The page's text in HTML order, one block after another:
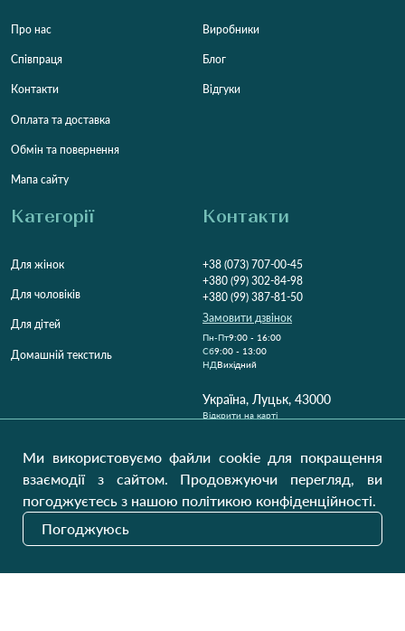
Про нас
Співпраця
Контакти
Оплата та доставка
Обмін та повернення
Мапа сайту
Виробники
Блог
Відгуки
Категорії
Для жінок
Для чоловіків
Для дітей
Домашній текстиль
Контакти
+38 (073) 707-00-45
+380 (99) 302-84-98
+380 (99) 387-81-50
Замовити дзвінок
Пн-Пт9:00 - 16:00
Cб9:00 - 13:00
НДВихідний
Україна, Луцьк, 43000
Відкрити на карті
Наші оновлення
Ми використовуємо файли cookie для покращення
взаємодії з сайтом. Продовжуючи перегляд, ви
погоджуєтесь з нашою політикою конфіденційності.
Погоджуюсь